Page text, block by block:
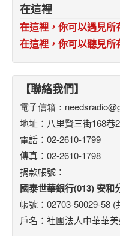
在這裡
在這裡，你可以遇見所
在這裡，你可以聽見所
【聯絡我們】
電子信箱：
地址：八里賢三街168巷
電話：02-2610-1799
傳真：02-2610-1798
捐款帳號：
國泰世華銀行(013) 安和
帳號：02703-50029-58
戶名：社團法人中華華